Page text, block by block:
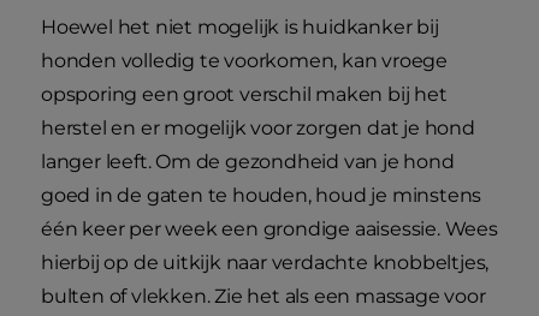
Hoewel het niet mogelijk is huidkanker bij
honden volledig te voorkomen, kan vroege
opsporing een groot verschil maken bij het
herstel en er mogelijk voor zorgen dat je hond
langer leeft. Om de gezondheid van je hond
goed in de gaten te houden, houd je minstens
één keer per week een grondige aaisessie. Wees
hierbij op de uitkijk naar verdachte knobbeltjes,
bulten of vlekken. Zie het als een massage voor